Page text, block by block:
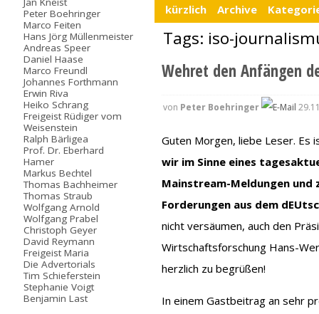
Peter Boehringer
Marco Feiten
Hans Jörg Müllenmeister
Andreas Speer
Daniel Haase
Marco Freundl
Johannes Forthmann
Erwin Riva
Heiko Schrang
Freigeist Rüdiger vom
Weisenstein
Ralph Bärligea
Prof. Dr. Eberhard
Hamer
Markus Bechtel
Thomas Bachheimer
Thomas Straub
Wolfgang Arnold
Wolfgang Prabel
Christoph Geyer
David Reymann
Freigeist Maria
Die Advertorials
Tim Schieferstein
Stephanie Voigt
Benjamin Last
kürzlich Archive
Tags: iso-
Wehret den Anfängen
von Peter Boehringer
Guten Morgen, liebe Leser.
wir im Sinne eines
Mainstream-Meldungen und
Forderungen aus dem
nicht versäumen, auch den
Wirtschaftsforschung Hans-
herzlich zu begrüßen!
In einem Gastbeitrag an sehr